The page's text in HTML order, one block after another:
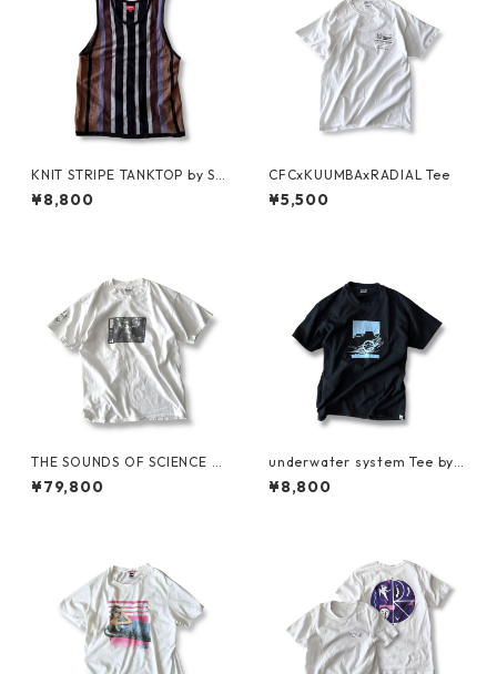
KNIT STRIPE TANKTOP by Su
preme
¥8,800
CFCxKUUMBAxRADIAL Tee
¥5,500
THE SOUNDS OF SCIENCE fo
r Grand Royal Tee by BEASTI
E BOYS
¥79,800
underwater system Tee by S
ARCASTIC
¥8,800